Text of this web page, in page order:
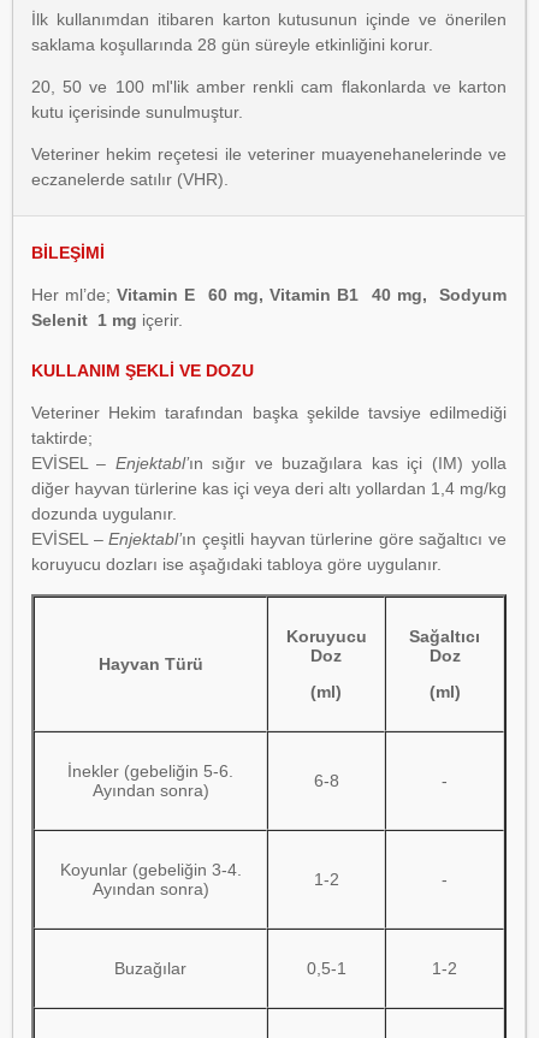
İlk kullanımdan itibaren karton kutusunun içinde ve önerilen
saklama koşullarında 28 gün süreyle etkinliğini korur.
20, 50 ve 100 ml'lik amber renkli cam flakonlarda ve karton
kutu içerisinde sunulmuştur.
Veteriner hekim reçetesi ile veteriner muayenehanelerinde ve
eczanelerde satılır (VHR).
BİLEŞİMİ
Her ml’de;Vitamin E 60 mg, Vitamin B1 40 mg, Sodyum
Selenit 1 mg içerir.
KULLANIM ŞEKLİ VE DOZU
Veteriner Hekim tarafından başka şekilde tavsiye edilmediği
taktirde;
EVİSEL – Enjektabl’ın sığır ve buzağılara kas içi (IM) yolla
diğer hayvan türlerine kas içi veya deri altı yollardan 1,4 mg/kg
dozunda uygulanır.
EVİSEL –Enjektabl’ın çeşitli hayvan türlerine göre sağaltıcı ve
koruyucu dozları ise aşağıdaki tabloya göre uygulanır.
Hayvan Türü
Koruyucu
Doz
(ml)
Sağaltıcı
Doz
(ml)
İnekler (gebeliğin 5-6.
Ayından sonra)
6-8 -
Koyunlar (gebeliğin 3-4.
Ayından sonra)
1-2 -
Buzağılar 0,5-1 1-2